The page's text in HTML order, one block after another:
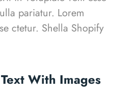
pariatur. Lorem
ctetur. Shella Shopify
With Images